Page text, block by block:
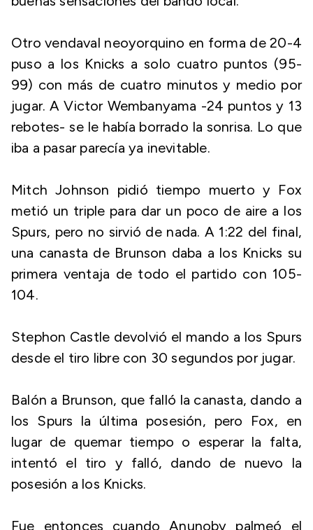
Otro vendaval neoyorquino en forma de 20-4
puso a los Knicks a solo cuatro puntos (95-
99) con más de cuatro minutos y medio por
jugar. A Victor Wembanyama -24 puntos y 13
rebotes- se le había borrado la sonrisa. Lo que
iba a pasar parecía ya inevitable.
Mitch Johnson pidió tiempo muerto y Fox
metió un triple para dar un poco de aire a los
Spurs, pero no sirvió de nada. A 1:22 del final,
una canasta de Brunson daba a los Knicks su
primera ventaja de todo el partido con 105-
104.
Stephon Castle devolvió el mando a los Spurs
desde el tiro libre con 30 segundos por jugar.
Balón a Brunson, que falló la canasta, dando a
los Spurs la última posesión, pero Fox, en
lugar de quemar tiempo o esperar la falta,
intentó el tiro y falló, dando de nuevo la
posesión a los Knicks.
Fue entonces cuando Anunoby palmeó el